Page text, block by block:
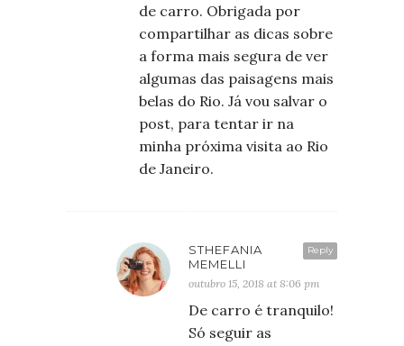
de carro. Obrigada por
compartilhar as dicas sobre
a forma mais segura de ver
algumas das paisagens mais
belas do Rio. Já vou salvar o
post, para tentar ir na
minha próxima visita ao Rio
de Janeiro.
Reply
STHEFANIA
MEMELLI
outubro 15, 2018 at 8:06 pm
De carro é tranquilo!
Só seguir as